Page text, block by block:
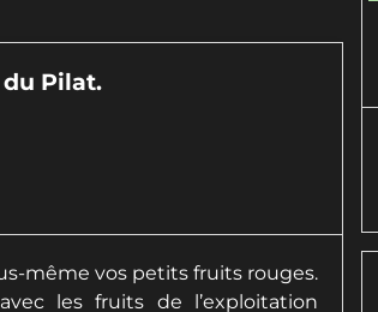
Pilat.
même vos petits fruits rouges.
les fruits de l’exploitation